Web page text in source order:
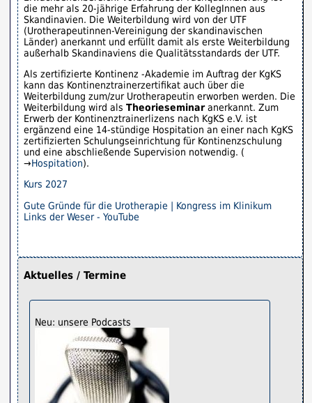
die mehr als 20-jährige Erfahrung der KollegInnen aus
Skandinavien. Die Weiterbildung wird von der UTF
(Urotherapeutinnen-Vereinigung der skandinavischen
Länder) anerkannt und erfüllt damit als erste Weiterbildung
außerhalb Skandinaviens die Qualitätsstandards der UTF.
Als zertifizierte Kontinenz -Akademie im Auftrag der KgKS
kann das Kontinenztrainerzertifikat auch über die
Weiterbildung zum/zur Urotherapeutin erworben werden. Die
Weiterbildung wird als Theorieseminaranerkannt. Zum
Erwerb der Kontinenztrainerlizens nach KgKS e.V. ist
ergänzend eine 14-stündige Hospitation an einer nach KgKS
zertifizierten Schulungseinrichtung für Kontinenzschulung
und eine abschließende Supervision notwendig. (
→Hospitation).
Kurs 2027
Gute Gründe für die Urotherapie | Kongress im Klinikum
Links der Weser - YouTube
Aktuelles / Termine